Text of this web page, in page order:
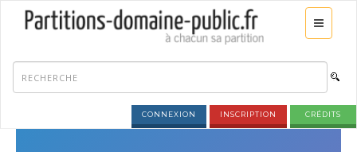
CONNEXION INSCRIPTION CRÉDITS